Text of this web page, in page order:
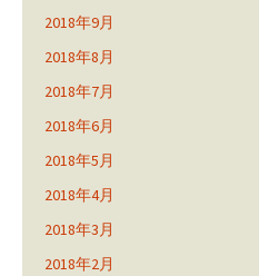
2018年9月
2018年8月
2018年7月
2018年6月
2018年5月
2018年4月
2018年3月
2018年2月